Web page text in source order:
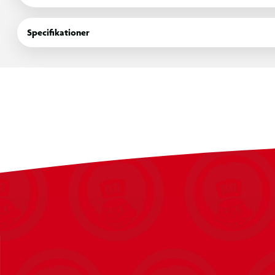
Pustes op ved at indføre røret i folieballonens åbning, eller
Pas på med at puste den for meget op, da den godt kan
Specifikationer